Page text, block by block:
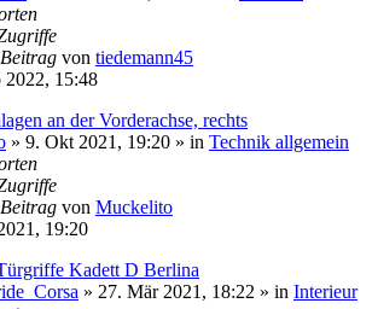
von tiedemann45
2022, 15:48
an der Vorderachse, rechts
» 9. Okt 2021, 19:20 » in Technik allgemein
von Muckelito
19:20
Kadett D Berlina
» 27. Mär 2021, 18:22 » in Interieur